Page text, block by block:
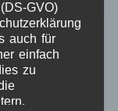
GVO)
auch für
einfach
zu